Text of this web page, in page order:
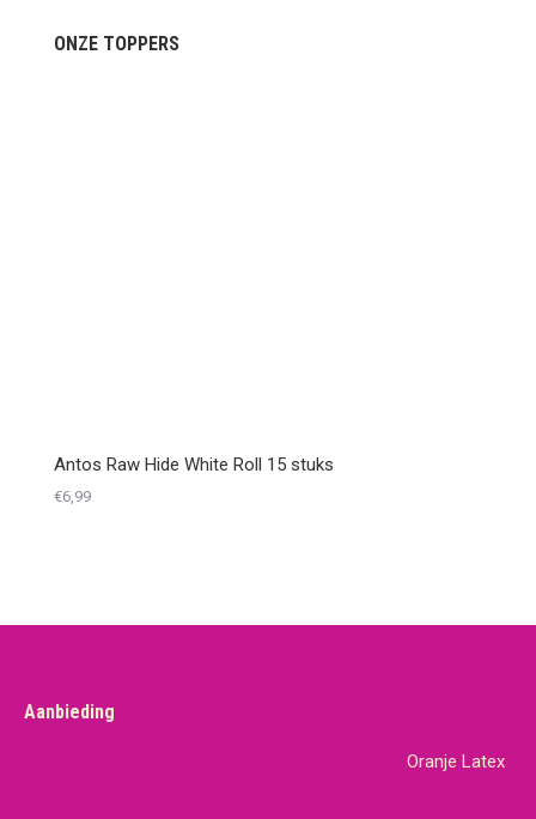
ONZE TOPPERS
Antos Raw Hide White Roll 15 stuks
€6,99
Aanbieding
Oranje Latex